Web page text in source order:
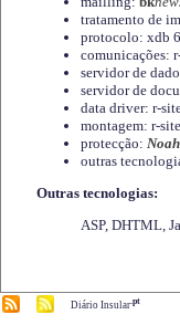
tratamento de
protocolo: xdb
comunicações:
servidor de
servidor de
data driver: r-
montagem: r-
protecção: Noah
outras
Outras tecnologias:
ASP, DHTML,
Diário Insular.pt